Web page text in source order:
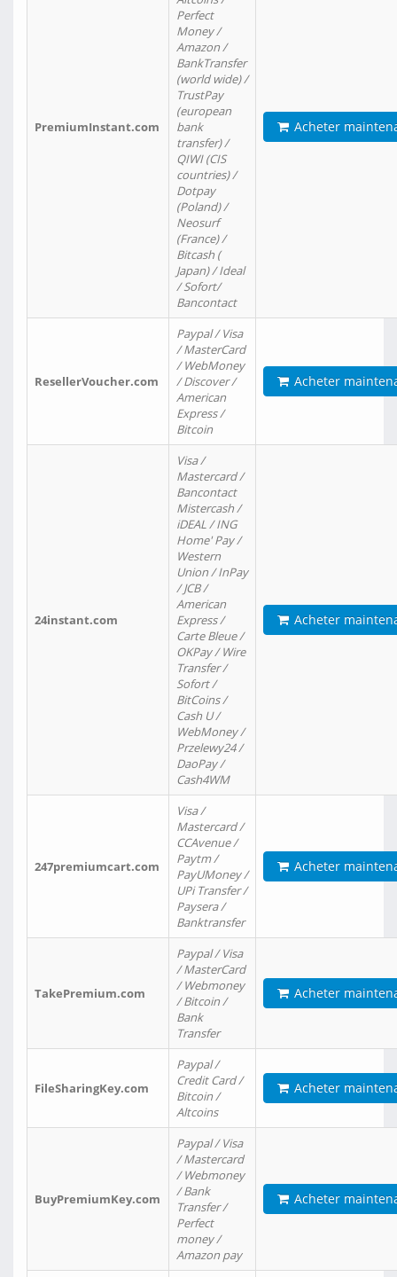
PremiumInstant.com
Perfect
Money /
Amazon /
BankTransfer
(world wide) /
TrustPay
(european
bank
transfer) /
QIWI (CIS
countries) /
Dotpay
(Poland) /
Neosurf
(France) /
Bitcash (
Japan) / Ideal
/ Sofort/
Bancontact
Acheter
ResellerVoucher.com
Paypal / Visa
/ MasterCard
/ WebMoney
/ Discover /
American
Express /
Bitcoin
Acheter
24instant.com
Visa /
Mastercard /
Bancontact
Mistercash /
iDEAL / ING
Home' Pay /
Western
Union / InPay
/ JCB /
American
Express /
Carte Bleue /
OKPay / Wire
Transfer /
Sofort /
BitCoins /
Cash U /
WebMoney /
Przelewy24 /
DaoPay /
Cash4WM
Acheter
247premiumcart.com
Visa /
Mastercard /
CCAvenue /
Paytm /
PayUMoney /
UPi Transfer /
Paysera /
Banktransfer
Acheter
TakePremium.com
Paypal / Visa
/ MasterCard
/ Webmoney
/ Bitcoin /
Bank
Transfer
Acheter
FileSharingKey.com
Paypal /
Credit Card /
Bitcoin /
Altcoins
Acheter
BuyPremiumKey.com
Paypal / Visa
/ Mastercard
/ Webmoney
/ Bank
Transfer /
Perfect
money /
Amazon pay
Acheter